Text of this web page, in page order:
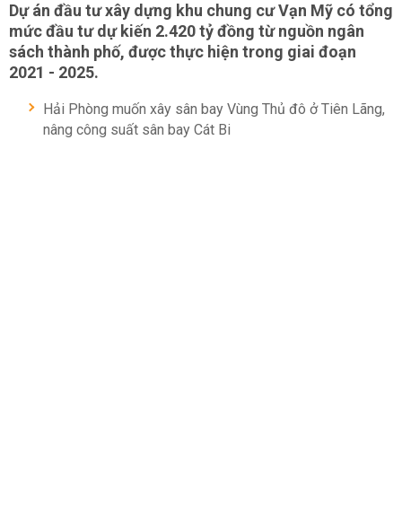
Dự án đầu tư xây dựng khu chung cư Vạn Mỹ có tổng
mức đầu tư dự kiến 2.420 tỷ đồng từ nguồn ngân
sách thành phố, được thực hiện trong giai đoạn
2021 - 2025.
Hải Phòng muốn xây sân bay Vùng Thủ đô ở Tiên Lãng,
nâng công suất sân bay Cát Bi